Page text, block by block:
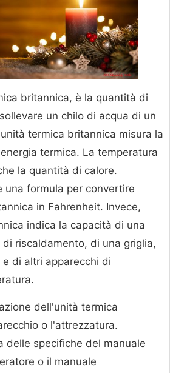
britannica, è la quantità di
un chilo di acqua di un
termica britannica misura la
termica. La temperatura
la quantità di calore.
una formula per convertire
in Fahrenheit. Invece,
indica la capacità di una
riscaldamento, di una griglia,
di altri apparecchi di
dell'unità termica
o l'attrezzatura.
delle specifiche del manuale
o il manuale